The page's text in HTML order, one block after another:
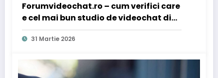
Forumvideochat.ro – cum verifici care
e cel mai bun studio de videochat din
Iași: Heylux sau Viva Diva
31 Martie 2026